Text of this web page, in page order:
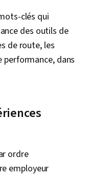
clés qui
des outils de
de route, les
performance, dans
ordre
employeur